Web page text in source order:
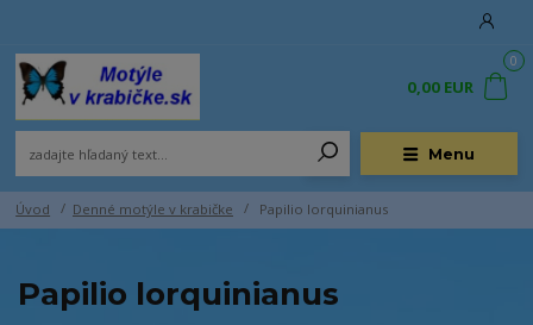
Menu
0
0,00 EUR
Úvod Denné motýle v krabičke Papilio lorquinianus
Papilio lorquinianus